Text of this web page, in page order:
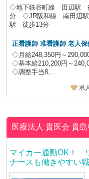
◇地下鉄谷町線 田辺駅
分 ◇JR阪和線 南田辺
駅 徒歩13分
正看護師 准看護師 老人
◇月給248,350円～
◇基本給210,200円～
◇調整手当8,...
求
医療法人 貴医会貴
マイカー通勤OK！
ナースも働きやすい職